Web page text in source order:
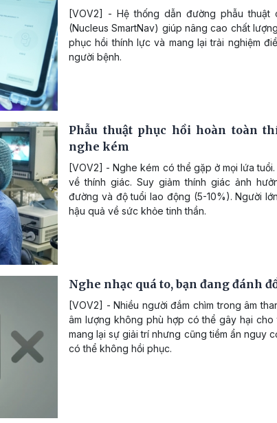
[VOV2] - Hệ thống dẫn đường phẫu
(Nucleus SmartNav) giúp nâng cao chất
phục hồi thính lực và mang lại trải nghiệm
người bệnh.
Phẫu thuật phục hồi hoàn toàn
nghe kém
[VOV2] - Nghe kém có thể gặp ở mọi lứa
về thính giác. Suy giảm thính giác ảnh
đường và độ tuổi lao động (5-10%). Người
hậu quả về sức khỏe tinh thần.
Nghe nhạc quá to, bạn đang đánh
[VOV2] - Nhiều người đắm chìm trong âm
âm lượng không phù hợp có thể gây hại cho
mang lại sự giải trí nhưng cũng tiềm ẩn nguy
có thể không hồi phục.